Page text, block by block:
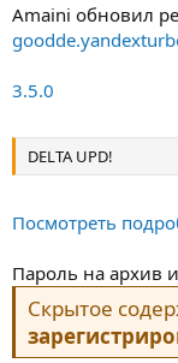
Amaini обновил
3.5.0
DELTA UPD!
Посмотреть
Пароль на архив
Скрытое